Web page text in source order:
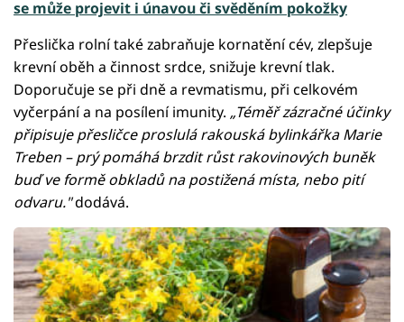
se může projevit i únavou či svěděním pokožky
Přeslička rolní také zabraňuje kornatění cév, zlepšuje
krevní oběh a činnost srdce, snižuje krevní tlak.
Doporučuje se při dně a revmatismu, při celkovém
vyčerpání a na posílení imunity. „Téměř zázračné účinky
připisuje přesličce proslulá rakouská bylinkářka Marie
Treben – prý pomáhá brzdit růst rakovinových buněk
buď ve formě obkladů na postižená místa, nebo pití
odvaru."dodává.